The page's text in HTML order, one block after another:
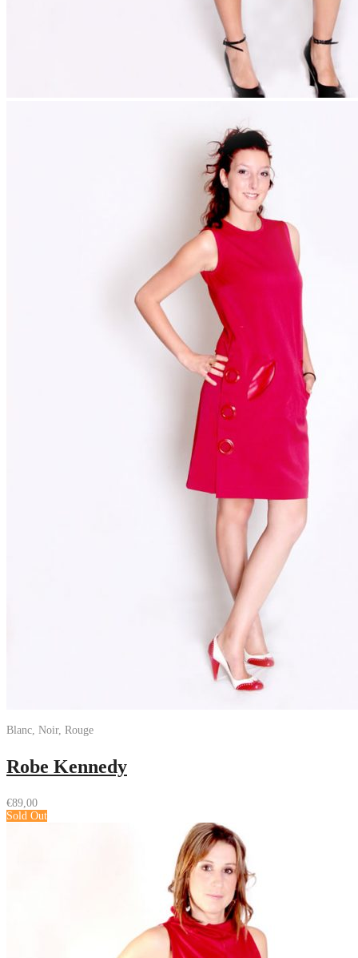
Blanc, Noir, Rouge
Robe Kennedy
€89,00
Sold Out